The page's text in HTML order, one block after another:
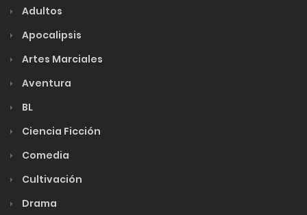
Adultos
Apocalipsis
Artes Marciales
Aventura
BL
Ciencia Ficción
Comedia
Cultivación
Drama